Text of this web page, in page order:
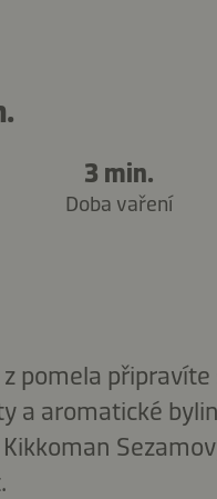
3 min.
Doba vaření
pomela
a aromatické